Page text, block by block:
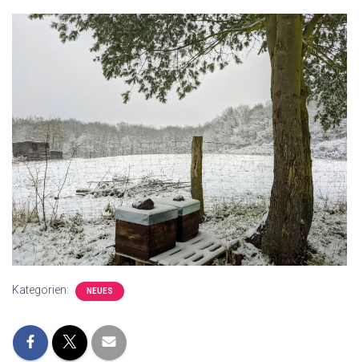
U
M
S
C
H
A
L
T
E
N
Kategorien: NEUES